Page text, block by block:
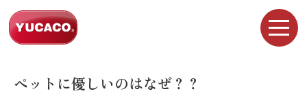
ペットに優しいのはなぜ？？